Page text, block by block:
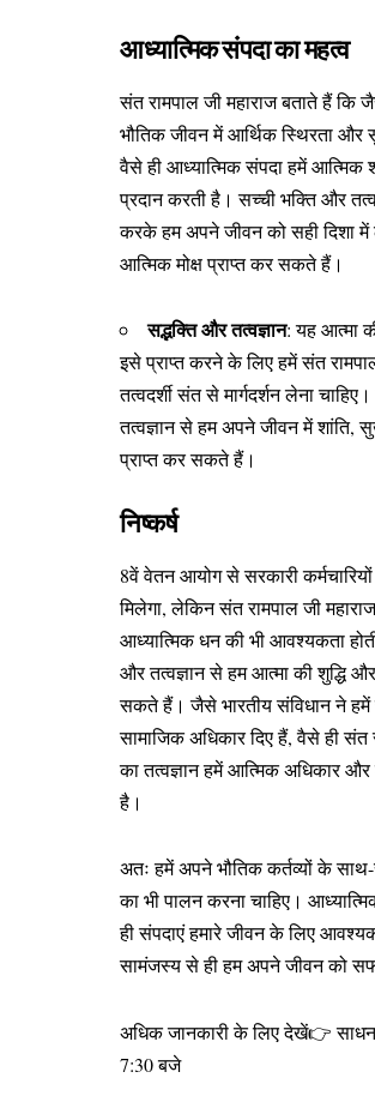
आध्यात्मिक संपदा का महत्व
संत रामपाल जी महाराज बताते हैं कि
भौतिक जीवन में आर्थिक स्थिरता और
वैसे ही आध्यात्मिक संपदा हमें आत्मिक
प्रदान करती है। सच्ची भक्ति और
करके हम अपने जीवन को सही दिशा
आत्मिक मोक्ष प्राप्त कर सकते हैं।
सद्भक्ति और तत्वज्ञान: यह आत्मा
इसे प्राप्त करने के लिए हमें संत
तत्वदर्शी संत से मार्गदर्शन लेना
तत्वज्ञान से हम अपने जीवन में शांति,
प्राप्त कर सकते हैं।
निष्कर्ष
8वें वेतन आयोग से सरकारी
मिलेगा, लेकिन संत रामपाल जी
आध्यात्मिक धन की भी आवश्यकता
और तत्वज्ञान से हम आत्मा की शुद्धि और
सकते हैं। जैसे भारतीय संविधान ने हमें
सामाजिक अधिकार दिए हैं, वैसे ही संत
का तत्वज्ञान हमें आत्मिक अधिकार और
है।
अतः हमें अपने भौतिक कर्तव्यों के
का भी पालन करना चाहिए।
ही संपदाएं हमारे जीवन के लिए
सामंजस्य से ही हम अपने जीवन को
अधिक जानकारी के लिए देखें👉
7:30 बजे